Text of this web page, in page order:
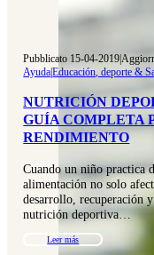
Pubblicato 15-04-2019|
Ayuda|Educación, deporte &
NUTRICIÓN
GUÍA COMPLETA
RENDIMIENTO
Cuando un niño practica
alimentación no solo
desarrollo, recuperación
nutrición deportiva…
Leer más